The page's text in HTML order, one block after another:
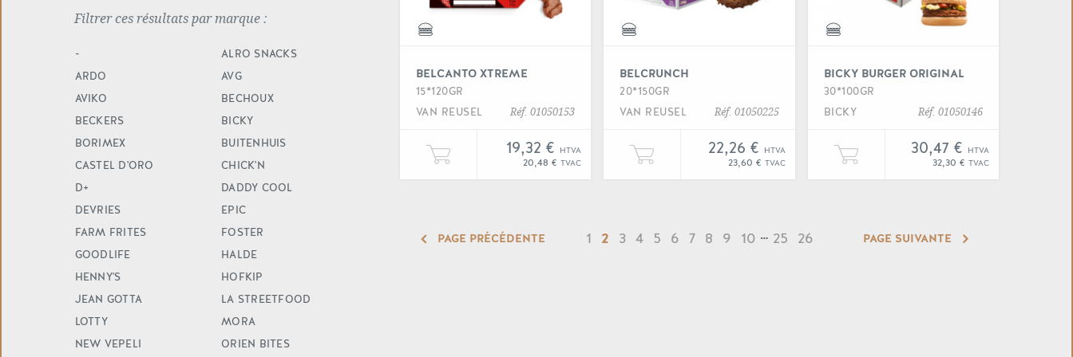
Filtrer ces résultats par marque
-
ALRO SNACKS
ARDO
AVG
AVIKO
BECHOUX
BECKERS
BICKY
BORIMEX
BUITENHUIS
CASTEL D'ORO
CHICK'N
D+
DADDY COOL
DEVRIES
EPIC
FARM FRITES
FOSTER
GOODLIFE
HALDE
HENNY'S
HOFKIP
JEAN GOTTA
LA STREETFOOD
LOTTY
MORA
NEW VEPELI
ORIEN BITES
BELCANTO XTREME
15*120GR
VAN REUSEL
Réf. 01050153
19,32 € HTVA
20,48 €TVAC
Ajouter une unité de "Belcanto xtreme" à votre panier
BELCRUNCH
20*150GR
VAN REUSEL
Réf. 01050225
22,26 € HTVA
23,60 € TVAC
Ajouter une unité de "Belcrunch" à votre panier
BICKY BURGER ORIGINAL
30*100GR
BICKY
Réf. 01050146
30,47 € HTVA
32,30 €TVAC
Ajouter une unité de "Bicky
PAGE PRÉCÉDENTE 1 2 3 4 5 6 7 8 9 10 … 25 26 PAGE SUIVANTE